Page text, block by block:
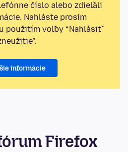
číslo alebo zdieľali
Nahláste prosím
použitím voľby “Nahlásiť
informácie
Firefox